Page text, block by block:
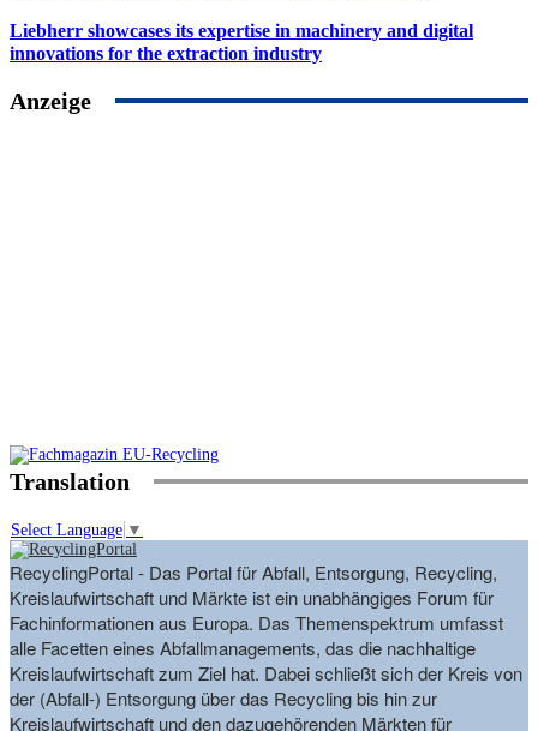
Liebherr showcases its expertise in machinery and digital
innovations for the extraction industry
Anzeige
Translation
Select Language ▼
RecyclingPortal - Das Portal für Abfall, Entsorgung, Recycling,
Kreislaufwirtschaft und Märkte ist ein unabhängiges Forum für
Fachinformationen aus Europa. Das Themenspektrum umfasst
alle Facetten eines Abfallmanagements, das die nachhaltige
Kreislaufwirtschaft zum Ziel hat. Dabei schließt sich der Kreis von
der (Abfall-) Entsorgung über das Recycling bis hin zur
Kreislaufwirtschaft und den dazugehörenden Märkten für